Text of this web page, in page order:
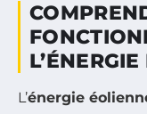
L’énergie